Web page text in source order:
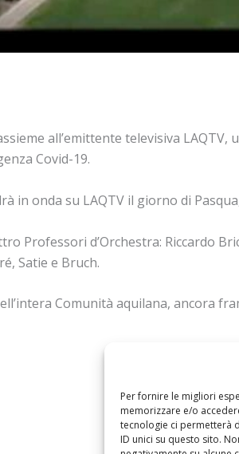
Per fornire le migliori
memorizzare e/o
tecnologie ci permetterà
ID unici su questo sito.
all’emittente televisiva LAQTV,
Covid-19.
in onda su LAQTV il giorno di
d’Orchestra: Riccardo
Satie e Bruch.
Comunità aquilana, ancora